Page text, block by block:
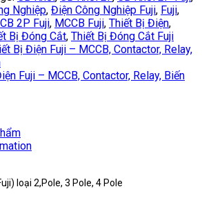
Nghiệp, Điện Công Nghiệp Fuji, Fuji,
2P Fuji, MCCB Fuji, Thiết Bị Điện,
Bị Đóng Cắt, Thiết Bị Đóng Cắt Fuji
Bị Điện Fuji – MCCB, Contactor, Relay,
Fuji – MCCB, Contactor, Relay, Biến
loại 2,Pole, 3 Pole, 4 Pole